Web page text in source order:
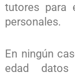
tutores para
personales.
En ningún
edad